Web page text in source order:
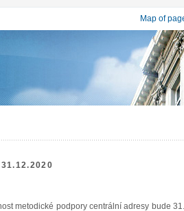
Map of
metodické podpory centrální adresy bude